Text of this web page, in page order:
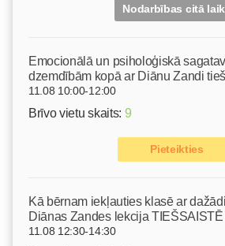
Nodarbības citā
Emocionālā un psiholoģiskā
dzemdībām kopā ar Diānu Zandi
11.08 10:00-12:00
Brīvo vietu skaits: 9
Pieteikties
Kā bērnam iekļauties klasē ar
Diānas Zandes lekcija TIEŠSAISTĒ
11.08 12:30-14:30